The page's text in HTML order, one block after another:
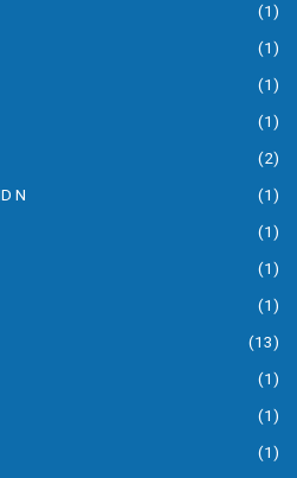
(1)
(1)
(1)
(1)
(2)
N
(1)
(1)
(1)
(1)
(13)
(1)
(1)
(1)